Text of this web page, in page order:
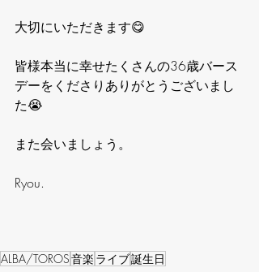
大切にいただきます😋
皆様本当に幸せたくさんの36歳バース
デーをくださりありがとうございまし
た😭
また会いましょう。
Ryou.
ALBA/TOROS音楽 ライブ誕生日